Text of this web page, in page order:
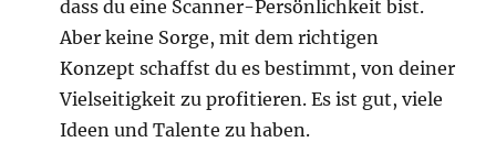
dass du eine Scanner-Persönlichkeit bist.
Aber keine Sorge, mit dem richtigen
Konzept schaffst du es bestimmt, von deiner
Vielseitigkeit zu profitieren. Es ist gut, viele
Ideen und Talente zu haben.